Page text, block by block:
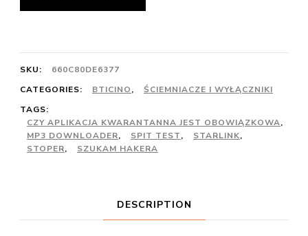
SKU:
660C80DE6377
CATEGORIES:
BTICINO,
ŚCIEMNIACZE I WYŁĄCZNIKI
TAGS:
CZY APLIKACJA KWARANTANNA JEST OBOWIĄZKOWA,
MP3 DOWNLOADER, SPIT TEST, STARLINK,
STOPER, SZUKAM HAKERA
DESCRIPTION